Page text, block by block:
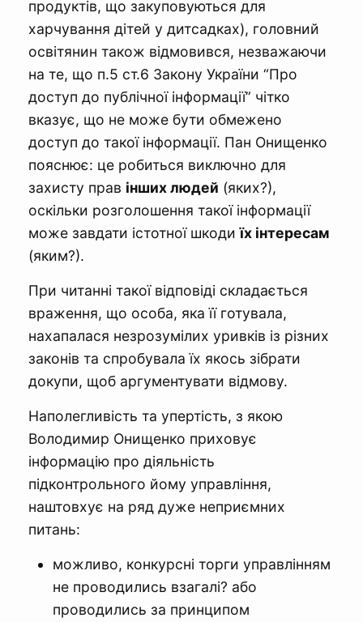
продуктів, що закуповуються для
харчування дітей у дитсадках), головний
освітянин також відмовився, незважаючи
на те, що п.5 ст.6 Закону України “Про
доступ до публічної інформації” чітко
вказує, що не може бути обмежено
доступ до такої інформації. Пан Онищенко
пояснює: це робиться виключно для
захисту прав інших людей (яких?),
оскільки розголошення такої інформації
може завдати істотної шкодиїх інтересам
(яким?).
При читанні такої відповіді складається
враження, що особа, яка її готувала,
нахапалася незрозумілих уривків із різних
законів та спробувала їх якось зібрати
докупи, щоб аргументувати відмову.
Наполегливість та упертість, з якою
Володимир Онищенко приховує
інформацію про діяльність
підконтрольного йому управління,
наштовхує на ряд дуже неприємних
питань:
можливо, конкурсні торги управлінням
не проводились взагалі? або
проводились за принципом